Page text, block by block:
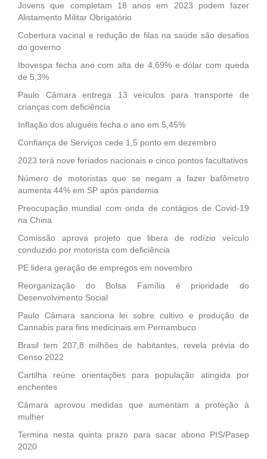
Jovens que completam 18 anos em 2023 podem fazer
Alistamento Militar Obrigatório
Cobertura vacinal e redução de filas na saúde são desafios
do governo
Ibovespa fecha ano com alta de 4,69% e dólar com queda
de 5,3%
Paulo Câmara entrega 13 veículos para transporte de
crianças com deficiência
Inflação dos aluguéis fecha o ano em 5,45%
Confiança de Serviços cede 1,5 ponto em dezembro
2023 terá nove feriados nacionais e cinco pontos facultativos
Número de motoristas que se negam a fazer bafômetro
aumenta 44% em SP após pandemia
Preocupação mundial com onda de contágios de Covid-19
na China
Comissão aprova projeto que libera de rodízio veículo
conduzido por motorista com deficiência
PE lidera geração de empregos em novembro
Reorganização do Bolsa Família é prioridade do
Desenvolvimento Social
Paulo Câmara sanciona lei sobre cultivo e produção de
Cannabis para fins medicinais em Pernambuco
Brasil tem 207,8 milhões de habitantes, revela prévia do
Censo 2022
Cartilha reúne orientações para população atingida por
enchentes
Câmara aprovou medidas que aumentam a proteção à
mulher
Termina nesta quinta prazo para sacar abono PIS/Pasep
2020